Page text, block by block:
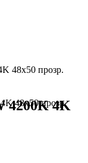
48x50 прозр.
4200K 4K